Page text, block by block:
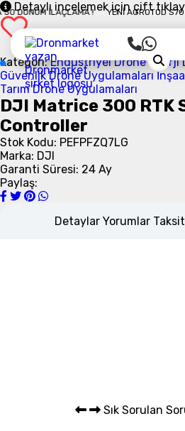
İLAÇLAMA ! YENI AGROTOD S70
Sepet
Sepet Detayı
Detaylı incelemek için çift
Kategori:Endüstriyel Drone Enerji
Güvenlik Drone Uygulamaları
Tarım Drone Uygulamaları
DJI Matrice 300 RTK
Controller
Stok Kodu: PEFPFZQ7LG
Marka: DJI
Garanti Süresi: 24 Ay
Paylaş:
Detaylar Yorumlar
Sık Sorulan